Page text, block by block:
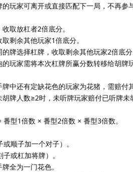
玩家可离开或直接匹配下一局，不再参
取放杠者2倍底分。
剩余其他玩家1倍底分。
牌选择杠牌，收取剩余其他玩家2倍底分
玩家需将本次杠牌所赢分数转移给胡牌
中还有定缺花色的玩家为花猪，需赔付
牌人数≥2时，未听牌玩家赔付已听牌未
型1倍数 × 番型2倍数 × 番型3倍数。
顺子加一个对子）。
或杠加将牌）。
全为一门花色。